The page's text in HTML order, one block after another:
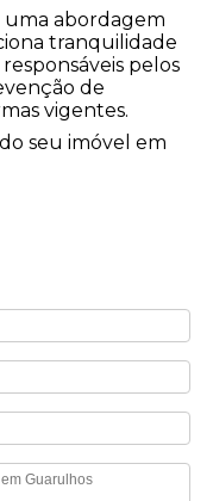
uma abordagem
tranquilidade
pelos
de
vigentes.
seu imóvel em